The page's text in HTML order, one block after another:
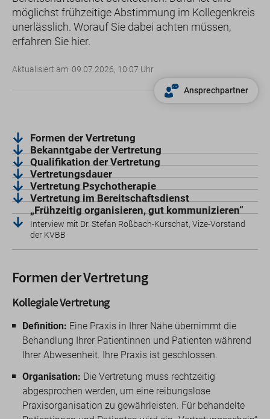
möglichst frühzeitige Abstimmung im Kollegenkreis
unerlässlich. Worauf Sie dabei achten müssen,
erfahren Sie hier.
Aktualisiert am: 09.07.2026, 10:07 Uhr
Ansprechpartner
Formen der Vertretung
Bekanntgabe der Vertretung
Qualifikation der Vertretung
Vertretungsdauer
Vertretung Psychotherapie
Vertretung im Bereitschaftsdienst
„Frühzeitig organisieren, gut kommunizieren“
Interview mit Dr. Stefan Roßbach-Kurschat, Vize-Vorstand
der KVBB
Formen der Vertretung
Kollegiale Vertretung
Definition: Eine Praxis in Ihrer Nähe übernimmt die
Behandlung Ihrer Patientinnen und Patienten während
Ihrer Abwesenheit. Ihre Praxis ist geschlossen.
Organisation: Die Vertretung muss rechtzeitig
abgesprochen werden, um eine reibungslose
Praxisorganisation zu gewährleisten. Für behandelte